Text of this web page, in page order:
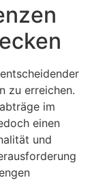
zu erreichen.
im
einen
und